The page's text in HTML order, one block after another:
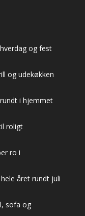
og fest
og udekøkken
i hjemmet
roligt
ro i
året rundt juli
sofa og